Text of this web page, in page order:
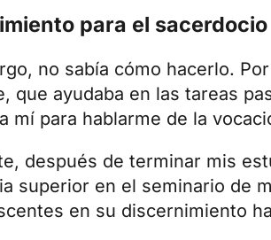
para el sacerdocio
no sabía cómo hacerlo.
que ayudaba en las tareas
mí para hablarme de la
después de terminar mis
superior en el seminario de
en su discernimiento